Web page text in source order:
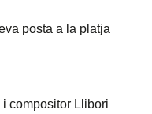
posta a la platja
i compositor Llibori